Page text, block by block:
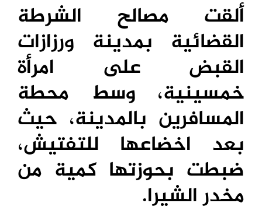
ألقت مصالح الشرطة
القضائية بمدينة ورزازات
القبض على امرأة
خمسينية، وسط محطة
المسافرين بالمدينة، حيث
بعد اخضاعها للتفتيش،
ضبطت بحوزتها كمية من
مخدر الشيرا.